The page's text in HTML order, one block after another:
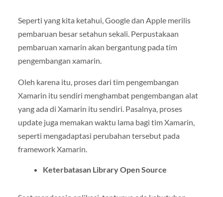
Seperti yang kita ketahui, Google dan Apple merilis
pembaruan besar setahun sekali. Perpustakaan
pembaruan xamarin akan bergantung pada tim
pengembangan xamarin.
Oleh karena itu, proses dari tim pengembangan
Xamarin itu sendiri menghambat pengembangan alat
yang ada di Xamarin itu sendiri. Pasalnya, proses
update juga memakan waktu lama bagi tim Xamarin,
seperti mengadaptasi perubahan tersebut pada
framework Xamarin.
Keterbatasan Library Open Source